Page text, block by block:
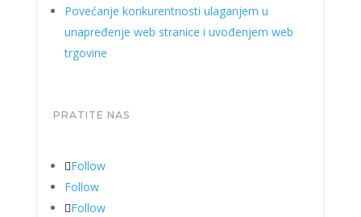
Povećanje konkurentnosti ulaganjem u
unapređenje web stranice i uvođenjem web
trgovine
PRATITE NAS
Follow
Follow
Follow